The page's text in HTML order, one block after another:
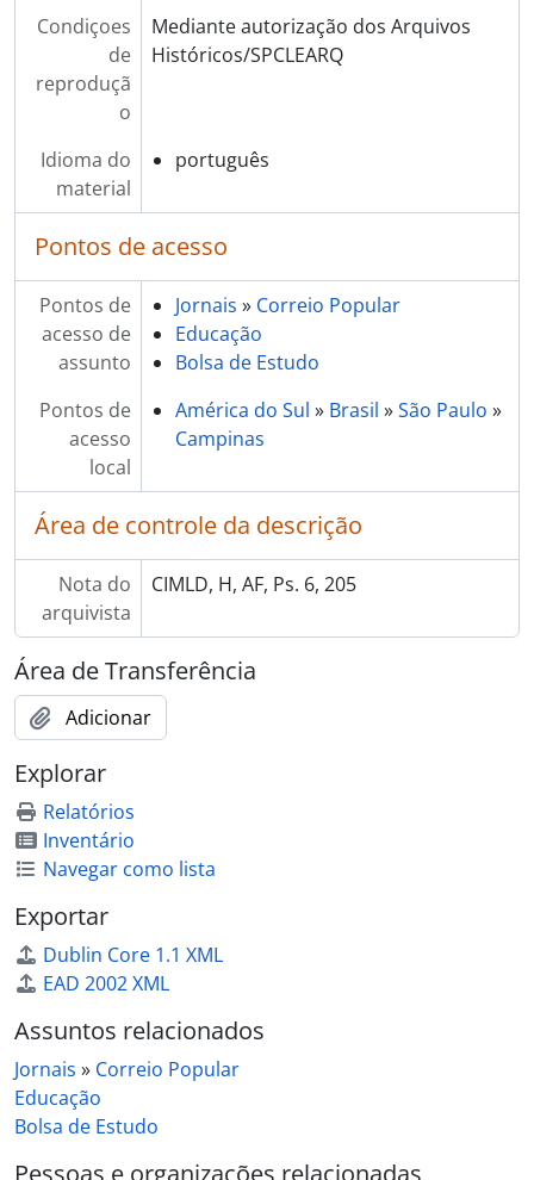
Condiçoes
de
reproduçã
o
Mediante autorização dos Arquivos
Históricos/SPCLEARQ
Idioma do
material
português
Pontos de acesso
Pontos de
acesso de
assunto
Jornais » Correio Popular
Educação
Bolsa de Estudo
Pontos de
acesso
local
América do Sul » Brasil »São Paulo »
Campinas
Área de controle da descrição
Nota do
arquivista
CIMLD, H, AF, Ps. 6, 205
Área de Transferência
Adicionar
Explorar
Relatórios
Inventário
Navegar como lista
Exportar
Dublin Core 1.1 XML
EAD 2002 XML
Assuntos relacionados
Jornais » Correio Popular
Educação
Bolsa de Estudo
Pessoas e organizações relacionadas